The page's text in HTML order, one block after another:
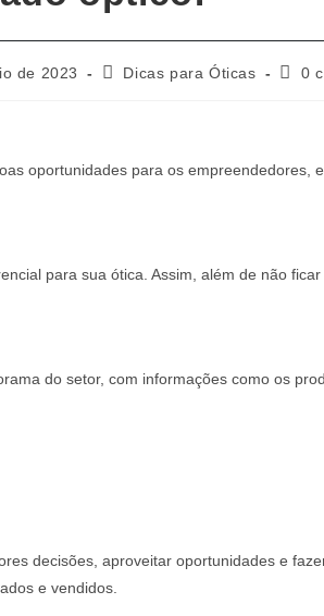
de 2023 Dicas para Óticas 0
oportunidades para os empreendedores,
para sua ótica. Assim, além de não
do setor, com informações como os
decisões, aproveitar oportunidades e
e vendidos.